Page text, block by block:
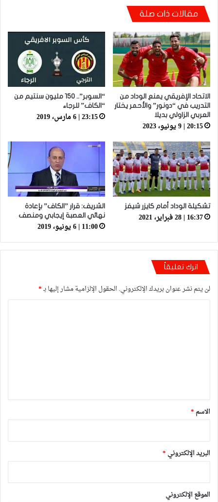
شكري خطوي يشيد بروح لاعبيه القتالية: “ضغطنا
على الوداد ومارجعناش للوراء وماعتمدناش على
المرتدات”
مقالات ذات صلة
الاتحاد الإفريقي يمنع الوداد من
التدريب في “دونور” والأحمر يختار
العربي الزاولي بديلا
20:15 | 9 يونيو، 2023
“السوبر”.. 150 مليون سنتيم من
“الكاف” للرجاء
23:15 | 6 مارس، 2019
تشكيلة الوداد أمام كايزر شيفز
16:37 | 28 فبراير، 2021
الشريف: قرار ”الكاف” بإعادة
نهائي العصبة إيجابي ومنصف
11:00 | 6 يونيو، 2019
اترك تعليقاً
لن يتم نشر عنوان بريدك الإلكتروني. الحقول الإلزامية مشار إليها بـ*
*
الاسم *
البريد الإلكتروني *
الموقع الإلكتروني